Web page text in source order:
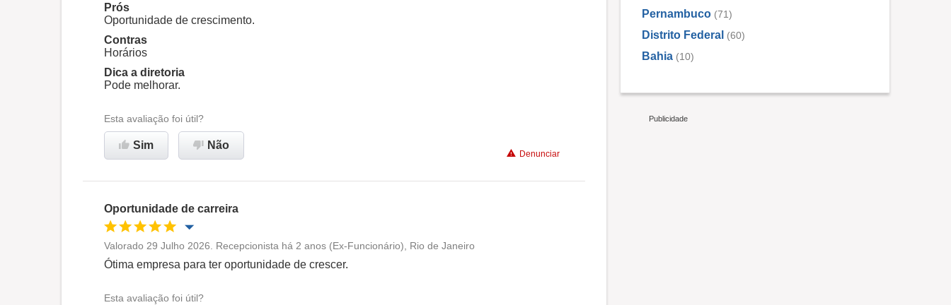
Ambiente de trabalho
Recomenda esta empresa
Prós
Oportunidade de crescimento.
Contras
Horários
Dica a diretoria
Pode melhorar.
Esta avaliação foi útil?
Sim Não
Denunciar
Oportunidade de carreira
Oportunidade de promoção
Ambiente de trabalho
Conciliação com a vida familiar
Valorado 29 Julho 2026. Recepcionista há 2 anos (Ex-Funcionário), Rio de Janeiro
Ótima empresa para ter oportunidade de crescer.
Esta avaliação foi útil?
Pernambuco (71)
Distrito Federal (60)
Bahia (10)